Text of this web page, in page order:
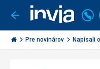
Ísť
späť
Invia.sk
2
Pre novinárov Napísali